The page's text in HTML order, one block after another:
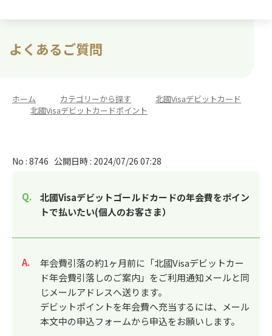
よくあるご質問
ホーム カテゴリーから探す
北國Visaデビットカード
北國Visaデビットカードポイント
No : 8746 公開日時 : 2024/07/26 07:28
北國Visaデビットゴールドカードの年会費をポイン
トで払いたい(個人のお客さま）
回答
年会費引落の約1ヶ月前に「北國Visaデビットカー
ド年会費引落しのご案内」をご利用通知メールと同
じメールアドレスへ送ります。
デビットポイントを年会費へ充当するには、メール
本文中の申込フォームから申込をお願いします。